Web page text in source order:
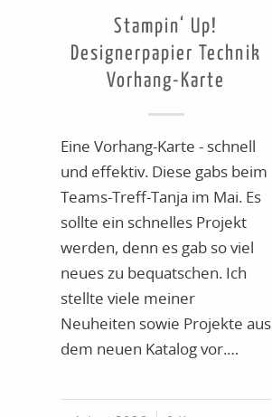
Stampin‘ Up!
Designerpapier Technik
Vorhang-Karte
Eine Vorhang-Karte - schnell
und effektiv. Diese gabs beim
Teams-Treff-Tanja im Mai. Es
sollte ein schnelles Projekt
werden, denn es gab so viel
neues zu bequatschen. Ich
stellte viele meiner
Neuheiten sowie Projekte aus
dem neuen Katalog vor.…